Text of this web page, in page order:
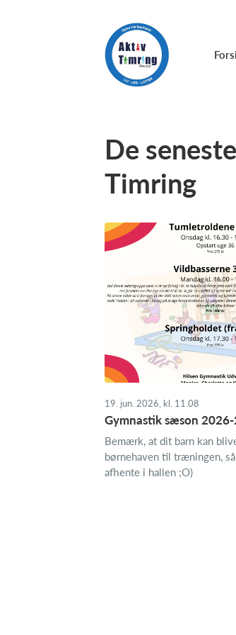
De
Timring
19. jun. 2026, kl. 11.08
Gymnastik sæson
Bemærk, at dit barn kan
børnehaven til træningen,
afhente i hallen ;O)